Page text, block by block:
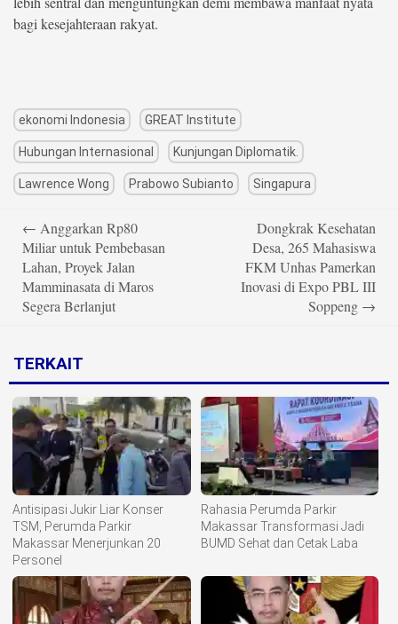
bagi kesejahteraan rakyat.
ekonomi Indonesia GREAT Institute
Hubungan Internasional Kunjungan Diplomatik.
Lawrence Wong Prabowo Subianto Singapura
navigation
← Anggarkan Rp80
Miliar untuk Pembebasan
Lahan, Proyek Jalan
Mamminasata di Maros
Segera Berlanjut
Dongkrak Kesehatan
Desa, 265 Mahasiswa
FKM Unhas Pamerkan
Inovasi di Expo PBL III
Soppeng →
TERKAIT
Antisipasi Jukir Liar Konser
TSM, Perumda Parkir
Makassar Menerjunkan 20
Personel
Rahasia Perumda Parkir
Makassar Transformasi Jadi
BUMD Sehat dan Cetak Laba